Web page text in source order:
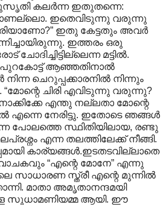
കലര്‍ന്ന ഇതുതന്നെ:
ഇതെവിടുന്നു വരുന്നു
ഇതു കേട്ടതും അവര്‍
ഇത്തരം ഒരു
മട്ടില്‍.
പുറകോട്ട് ആഞ്ഞതിനാല്‍
ചെറുപ്പക്കാരനില്‍ നിന്നും
“മോന്റെ ചിരി എവിടുന്നു വരുന്നു?
എന്തു നല്ലതാ മോന്റെ
എന്നെ നേരിട്ടു. ഇതോടെ ഞങ്ങള്‍
സ്ഥിതിയിലായ, രണ്ടു
എന്ന തലത്തിലേക്ക് നീങ്ങി.
കാര്യങ്ങള്‍.ഇടതടവില്ലാതെ
“എന്റെ മോനേ” എന്നു
സാധാരണ സ്ത്രീ എന്റെ മുന്നില്‍
മാതാ അമൃതാനന്ദമയി
സുധാമണിയമ്മ ആയി. ഈ